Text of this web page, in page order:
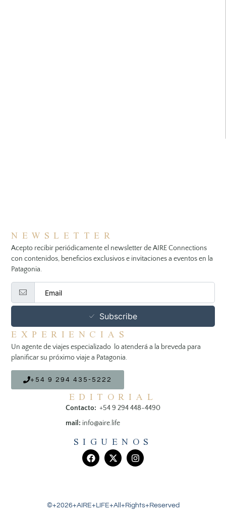
NEWSLETTER
Acepto recibir periódicamente el newsletter de AIRE Connections
con contenidos, beneficios exclusivos e invitaciones a eventos en la
Patagonia.
Subscribe
EXPERIENCIAS
Un agente de viajes especializado lo atenderá a la breveda para
planificar su próximo viaje a Patagonia.
+54 9 294 435-5222
EDITORIAL
Contacto: +54 9 294 448-4490
mail: info@aire.life
SIGUENOS
©+2026+AIRE+LIFE+All+Rights+Reserved